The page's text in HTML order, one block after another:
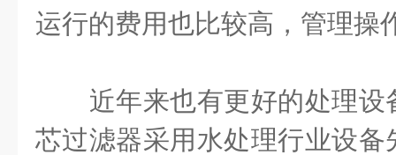
运行的费用也比较高，管理操
近年来也有更好的处理设
芯过滤器采用水处理行业设